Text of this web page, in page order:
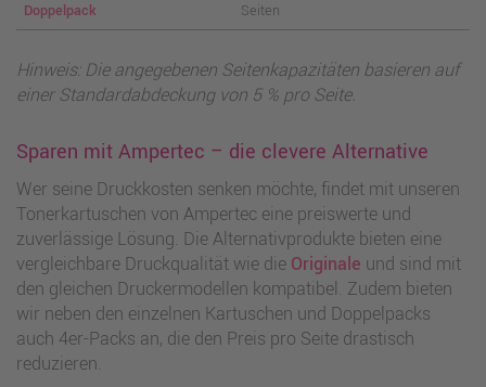
Doppelpack
Seiten
Hinweis: Die angegebenen Seitenkapazitäten basieren auf
einer Standardabdeckung von 5 % pro Seite.
Sparen mit Ampertec – die clevere Alternative
Wer seine Druckkosten senken möchte, findet mit unseren
Tonerkartuschen von Ampertec eine preiswerte und
zuverlässige Lösung. Die Alternativprodukte bieten eine
vergleichbare Druckqualität wie die Originale und sind mit
den gleichen Druckermodellen kompatibel. Zudem bieten
wir neben den einzelnen Kartuschen und Doppelpacks
auch 4er-Packs an, die den Preis pro Seite drastisch
reduzieren.